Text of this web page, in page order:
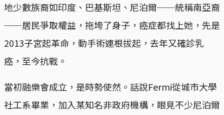
地少數族裔如印度、巴基斯坦、尼泊爾──統稱南亞裔
──居民爭取權益，拖垮了身子，癌症都找上她，先是
2013子宮起革命，動手術連根拔起，去年又確診乳
癌，至今抗戰。
當初融樂會成立，是時勢使然。話說Fermi從城市大學
社工系畢業，加入某知名非政府機構，眼見不少尼泊爾